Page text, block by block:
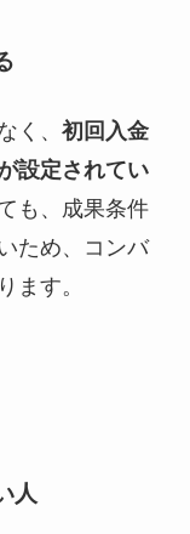
く、 初回入金
設定されてい
も、成果条件
ため、コンバ
ます。
人